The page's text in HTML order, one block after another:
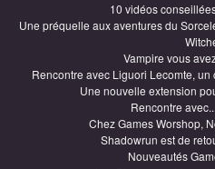
10 vidéos
Une préquelle aux aventures du
Vampire vous
Rencontre avec Liguori Lecomte,
Une nouvelle extension
Rencontre
Chez Games Worshop,
Shadowrun est de
Nouveautés